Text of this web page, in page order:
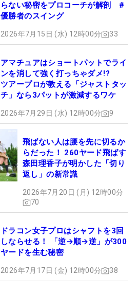
らない秘密をプロコーチが解剖 #
優勝者のスイング
2026年7月15日 (水) 12時00分 33
アマチュアはショートパットでライ
ンを消して強く打っちゃダメ!?
ツアープロが教える「ジャストタッ
チ」なら3パットが激減するワケ
2026年7月29日 (水) 12時00分 9
飛ばない人は腰を先に切るか
らだった！ 260ヤード飛ばす
森田理香子が明かした「切り
返し」の新常識
2026年7月20日 (月) 12時00分
70
ドラコン女子プロはシャフトを3回
しならせる！ 「逆→順→逆」が300
ヤードを生む秘密
2026年7月17日 (金) 12時00分 38